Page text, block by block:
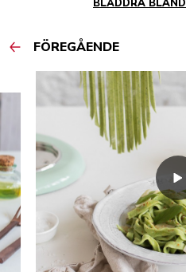
FÖREGÅENDE